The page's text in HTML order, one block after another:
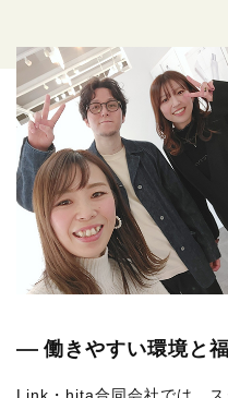
働きやすい環境と